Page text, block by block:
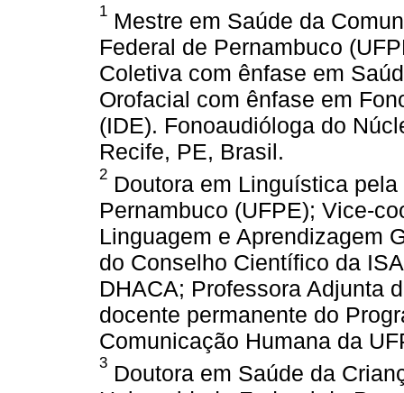
1 Mestre em Saúde da
Federal de Pernambuco
Coletiva com ênfase em
Orofacial com ênfase em
(IDE). Fonoaudióloga do
Recife, PE, Brasil.
2 Doutora em Linguística
Pernambuco (UFPE); Vice-
Linguagem e Aprendizagem
do Conselho Científico da
DHACA; Professora Adjunta
docente permanente do
Comunicação Humana da
3 Doutora em Saúde da